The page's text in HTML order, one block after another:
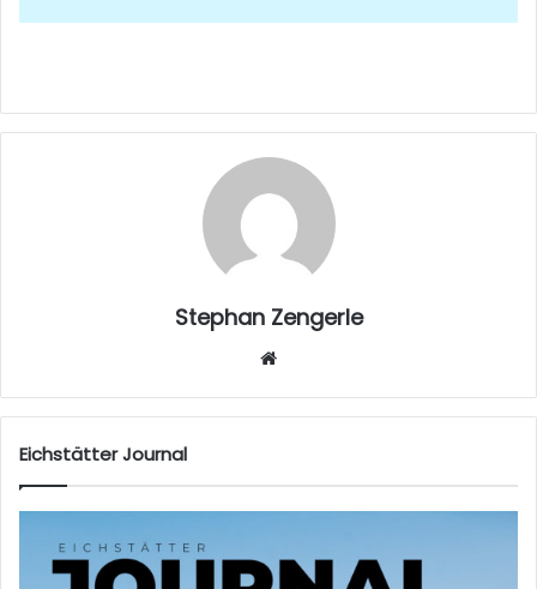
Stephan Zengerle
sei
Eichstätter Journal